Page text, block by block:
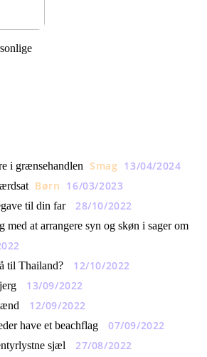
i grænsehandlen Smag 13/04/2024
Børn 16/03/2023
til din far 28/10/2022
med at arrangere syn og skøn i sager om
til Thailand? 12/10/2022
13/09/2022
12/09/2022
have et beachflag 07/09/2022
sjæl 27/08/2022